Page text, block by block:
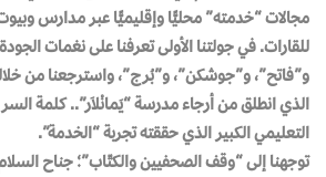
مجالات “خدمته” محليًّا وإقليميًّا عبر مدارس
للقارات. في جولتنا الأولى تعرفنا على نغمات
و”فاتح”، و”جوشكن”، و”بُرج”، واسترجعنا من
الذي انطلق من أرجاء مدرسة “يَمانْلاَر”.. كلمة
التعليمي الكبير الذي حققته تجربة “الخدمة”.
توجهنا إلى “وقف الصحفيين والكتّاب”؛ جناح